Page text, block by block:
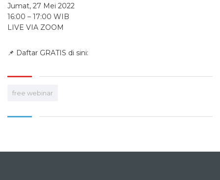
Jumat, 27 Mei 2022
16:00 – 17:00 WIB
LIVE VIA ZOOM
📌 Daftar GRATIS di sini:
free webinar